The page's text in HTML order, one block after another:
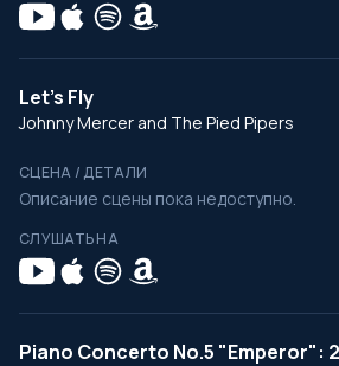
Let's Fly
Johnny Mercer and The Pied Pipers
СЦЕНА / ДЕТАЛИ
Описание сцены пока недоступно.
СЛУШАТЬ НА
Piano Concerto No.5 "Emperor":